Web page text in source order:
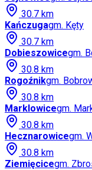
30.7 km
Kańczugagm. Kęty
30.7 km
Dobieszowicegm.
30.8 km
Rogoźnikgm.
30.8 km
Marklowicegm.
30.8 km
Hecznarowicegm.
30.8 km
Ziemięcicegm.